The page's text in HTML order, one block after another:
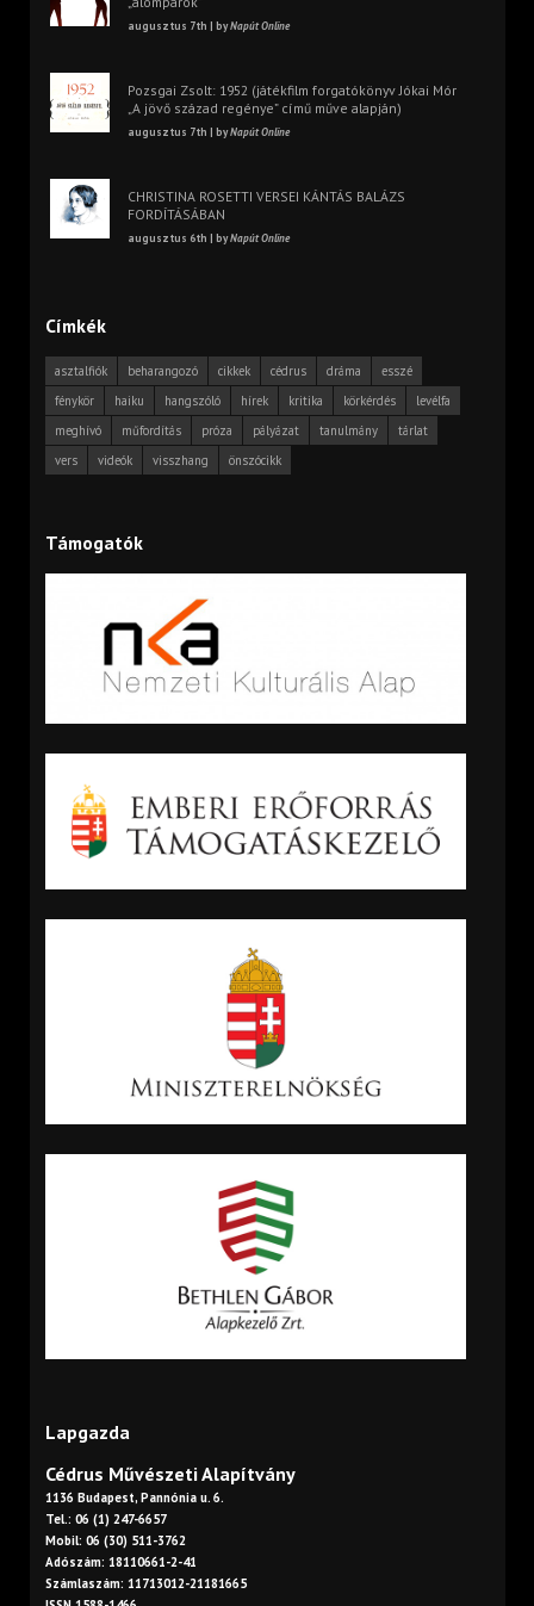
augusztus 7th | byNapút Online
Pozsgai Zsolt: 1952 (játékfilm forgatókönyv Jókai Mór
„A jövő század regénye” című műve alapján)
augusztus 7th | byNapút Online
CHRISTINA ROSETTI VERSEI KÁNTÁS BALÁZS
FORDÍTÁSÁBAN
augusztus 6th | byNapút Online
Címkék
asztalfiók beharangozó cikkek cédrus dráma
esszé
fénykör
haiku hangszóló hírek kritika körkérdés
levélfa
meghívó
műfordítás próza pályázat tanulmány
tárlat
vers
videók visszhang önszócikk
Támogatók
Lapgazda
Cédrus Művészeti Alapítvány
1136 Budapest, Pannónia u. 6.
Tel.: 06 (1) 247-6657
Mobil: 06 (30) 511-3762
Adószám: 18110661-2-41
Számlaszám: 11713012-21181665